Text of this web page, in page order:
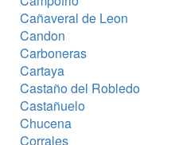
Cañaveral de Leon
Candon
Carboneras
Cartaya
Castaño del Robledo
Castañuelo
Chucena
Corrales